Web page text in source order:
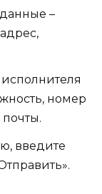
–
номер
введите